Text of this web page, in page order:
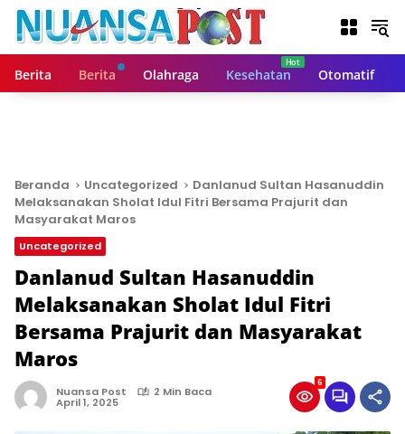
Berita Berita Olahraga Kesehatan Otomatif
Beranda Uncategorized
Danlanud Sultan Hasanuddin
Melaksanakan Sholat Idul Fitri Bersama Prajurit dan
Masyarakat Maros
Uncategorized
Danlanud Sultan Hasanuddin
Melaksanakan Sholat Idul Fitri
Bersama Prajurit dan Masyarakat
Maros
Nuansa Post 2 Min Baca
April 1, 2025
6